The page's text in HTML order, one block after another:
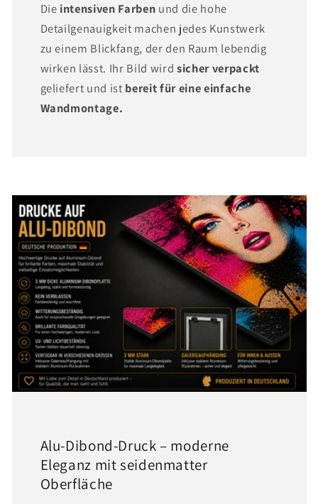
Die intensiven Farben und die hohe
Detailgenauigkeit machen jedes Kunstwerk
zu einem Blickfang, der den Raum lebendig
wirken lässt. Ihr Bild wird sicher verpackt
geliefert und istbereit für eine einfache
Wandmontage.
Alu-Dibond-Druck – moderne
Eleganz mit seidenmatter
Oberfläche